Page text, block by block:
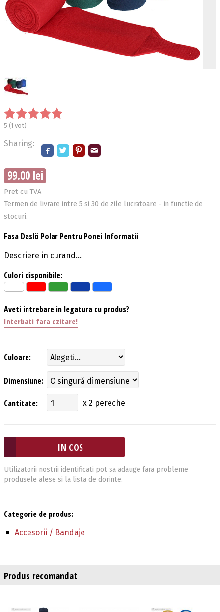
5 (1 vot)
Sharing:
99.00 lei
Pret cu TVA
Termen de livrare intre 5 si 30 de zile lucratoare - in functie de
stocuri.
Fasa Daslö Polar Pentru Ponei Informatii
Descriere in curand...
Culori disponibile:
Aveti intrebare in legatura cu produs?
Interbati fara ezitare!
Culoare:
Dimensiune:
Cantitate: x 2 pereche
Utilizatorii nostrii identificati pot sa adauge fara probleme
produsele alese si la lista de dorinte.
Categorie de produs:
Accesorii / Bandaje
Produs recomandat